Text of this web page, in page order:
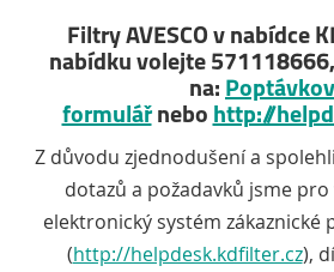
Filtry AVESCO v nabídce
nabídku volejte
na:
formulářnebo http://
Z důvodu zjednodušení a
dotazů a požadavků jsme pro
elektronický systém zákaznické
(http://helpdesk.kdfilter.cz),